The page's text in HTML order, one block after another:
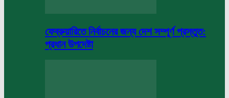
ফেব্রুয়ারিতে নির্বাচনের জন্য দেশ সম্পূর্ণ প্রস্তুত:
প্রধান উপদেষ্টা